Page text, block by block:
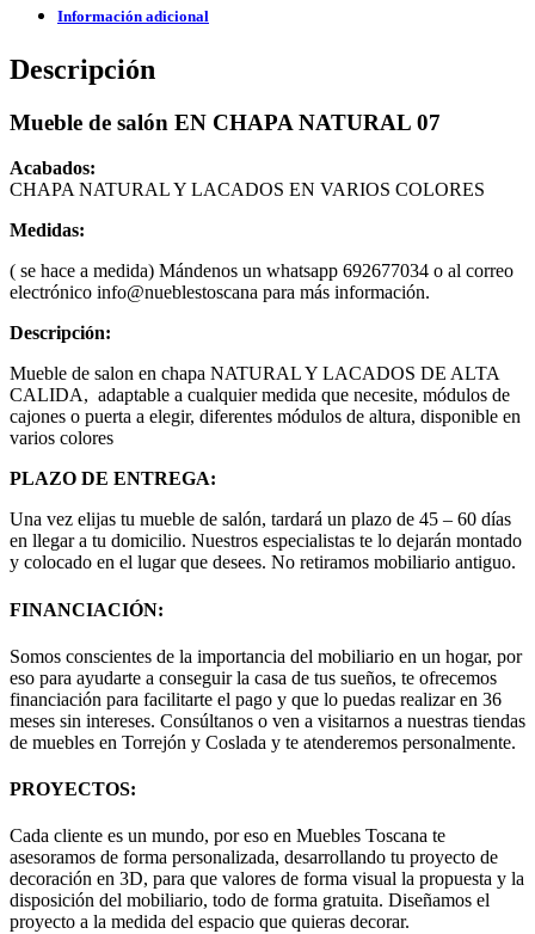
Información adicional
Descripción
Mueble de salón EN CHAPA NATURAL 07
Acabados:
CHAPA NATURAL Y LACADOS EN VARIOS COLORES
Medidas:
( se hace a medida) Mándenos un whatsapp 692677034 o al correo
electrónico info@nueblestoscana para más información.
Descripción:
Mueble de salon en chapa NATURAL Y LACADOS DE ALTA
CALIDA, adaptable a cualquier medida que necesite, módulos de
cajones o puerta a elegir, diferentes módulos de altura, disponible en
varios colores
PLAZO DE ENTREGA:
Una vez elijas tu mueble de salón, tardará un plazo de 45 – 60 días
en llegar a tu domicilio. Nuestros especialistas te lo dejarán montado
y colocado en el lugar que desees. No retiramos mobiliario antiguo.
FINANCIACIÓN:
Somos conscientes de la importancia del mobiliario en un hogar, por
eso para ayudarte a conseguir la casa de tus sueños, te ofrecemos
financiación para facilitarte el pago y que lo puedas realizar en 36
meses sin intereses. Consúltanos o ven a visitarnos a nuestras tiendas
de muebles en Torrejón y Coslada y te atenderemos personalmente.
PROYECTOS:
Cada cliente es un mundo, por eso en Muebles Toscana te
asesoramos de forma personalizada, desarrollando tu proyecto de
decoración en 3D, para que valores de forma visual la propuesta y la
disposición del mobiliario, todo de forma gratuita. Diseñamos el
proyecto a la medida del espacio que quieras decorar.